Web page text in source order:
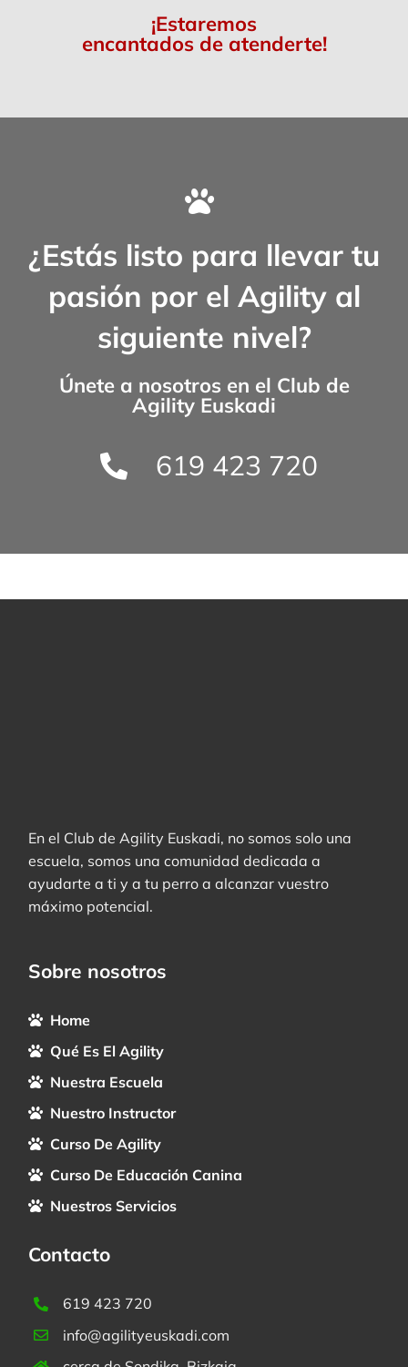
¡Estaremos
encantados de atenderte!
¿Estás listo para llevar tu
pasión por el Agility al
siguiente nivel?
Únete a nosotros en el Club de
Agility Euskadi
619 423 720
En el Club de Agility Euskadi, no somos solo una
escuela, somos una comunidad dedicada a
ayudarte a ti y a tu perro a alcanzar vuestro
máximo potencial.
Sobre nosotros
Home
Qué Es El Agility
Nuestra Escuela
Nuestro Instructor
Curso De Agility
Curso De Educación Canina
Nuestros Servicios
Contacto
619 423 720
info@agilityeuskadi.com